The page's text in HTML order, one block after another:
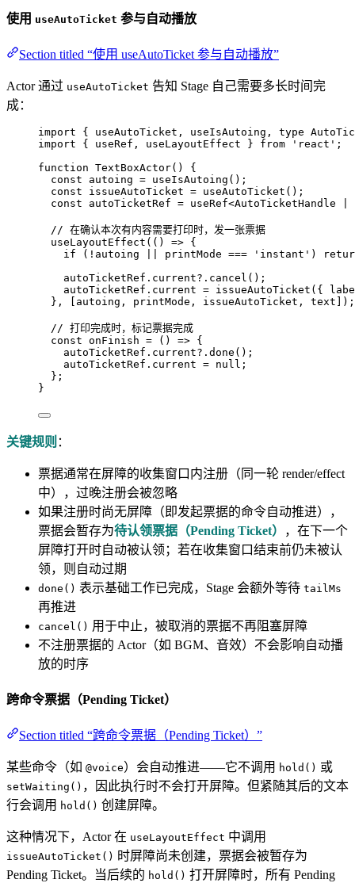
使用 useAutoTicket 参与自动播放
Section titled “使用 useAutoTicket 参与自动播放”
Actor 通过 useAutoTicket 告知 Stage 自己需要多长时间完
成：
import { useAutoTicket, useIsAutoing, type
import { useRef, useLayoutEffect } from ' react ' ;
function TextBoxActor()
{
const autoing = useIsAutoing ();
const issueAutoTicket = useAutoTicket ();
const autoTicketRef = useRef<AutoTicketHandle
// 在确认本次有内容需要打印时，发一张票据
useLayoutEffect ( () => {
if ( ! autoing printMode === ' instant ' )
autoTicketRef . current?. cancel ();
autoTicketRef . current = issueAutoTicket ({
} , [autoing , printMode , issueAutoTicket , text]);
// 打印完成时，标记票据完成
const onFinish = ()
=> {
autoTicketRef . current?. done () ;
autoTicketRef . current = null ;
} ;
}
关键规则 ：
票据通常在屏障的收集窗口内注册（同一轮 render/effect
中），过晚注册会被忽略
如果注册时尚无屏障（即发起票据的命令自动推进），
票据会暂存为待认领票据（Pending Ticket）
，在下一个
屏障打开时自动被认领；若在收集窗口结束前仍未被认
领，则自动过期
done() 表示基础工作已完成，Stage 会额外等待 tailMs
再推进
cancel() 用于中止，被取消的票据不再阻塞屏障
不注册票据的 Actor（如 BGM、音效）不会影响自动播
放的时序
跨命令票据（Pending Ticket）
Section titled “跨命令票据（Pending Ticket）”
某些命令（如 @voice）会自动推进——它不调用 hold() 或
setWaiting() ，因此执行时不会打开屏障。但紧随其后的文本
行会调用 hold() 创建屏障。
这种情况下，Actor 在 useLayoutEffect 中调用
issueAutoTicket() 时屏障尚未创建，票据会被暂存为
Pending Ticket。当后续的 hold() 打开屏障时，所有 Pending